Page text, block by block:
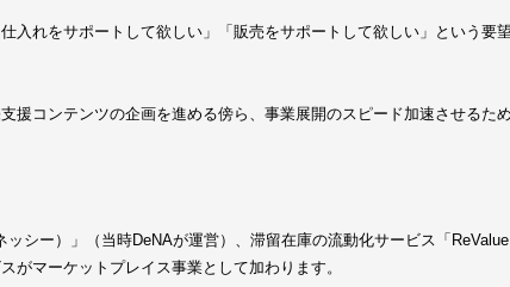
入れをサポートして欲しい」「販売をサポートして欲しい」という要
援コンテンツの企画を進める傍ら、事業展開のスピード加速させるた
シー）」（当時DeNAが運営）、滞留在庫の流動化サービス「
がマーケットプレイス事業として加わります。